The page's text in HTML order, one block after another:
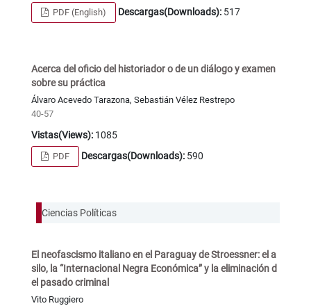
PDF (English) Descargas(Downloads): 517
Acerca del oficio del historiador o de un diálogo y examen
sobre su práctica
Álvaro Acevedo Tarazona, Sebastián Vélez Restrepo
40-57
Vistas(Views):1085
PDF Descargas(Downloads): 590
Ciencias Políticas
El neofascismo italiano en el Paraguay de Stroessner: el a
silo, la “Internacional Negra Económica” y la eliminación d
el pasado criminal
Vito Ruggiero